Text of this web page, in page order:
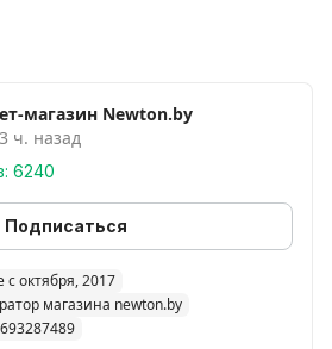
все города – от 16 бел. руб.
регионам производится до
в частном доме.
составляет от 1-ого дня
заказа; в некоторых
может быть увеличен по
магазин Newton.by
ч. назад
6240
Подписаться
с октября, 2017
магазина newton.by